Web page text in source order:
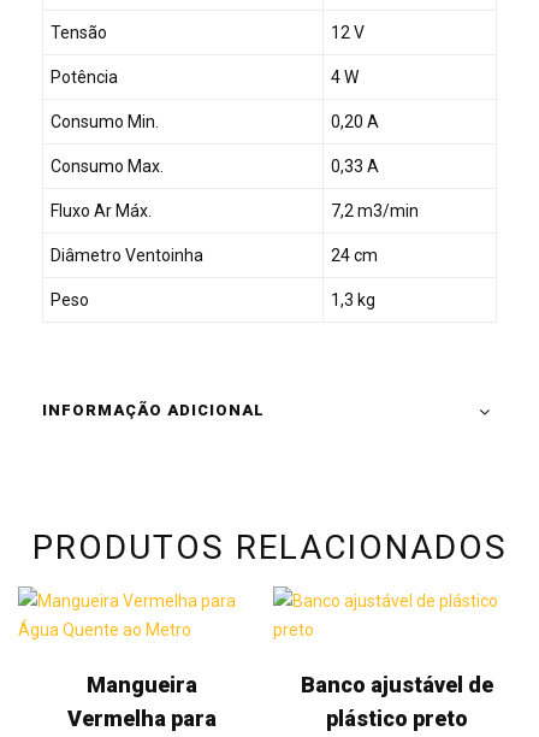
Tensão 12 V
Potência 4 W
Consumo Min. 0,20 A
Consumo Max. 0,33 A
Fluxo Ar Máx. 7,2 m3/min
Diâmetro Ventoinha 24 cm
Peso 1,3 kg
INFORMAÇÃO ADICIONAL
PRODUTOS RELACIONADOS
Mangueira
Vermelha para
Banco ajustável de
plástico preto